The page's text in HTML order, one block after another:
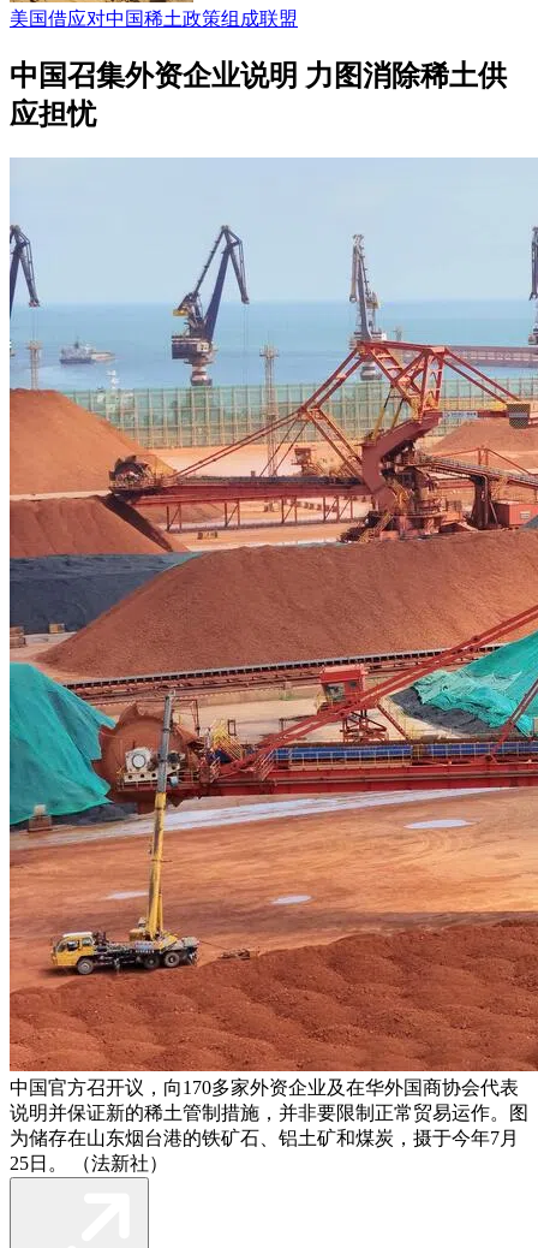
美国借应对中国稀土政策组成联盟
中国召集外资企业说明 力图消除稀土供
应担忧
中国官方召开议，向170多家外资企业及在华外国商协会代表
说明并保证新的稀土管制措施，并非要限制正常贸易运作。图
为储存在山东烟台港的铁矿石、铝土矿和煤炭，摄于今年7月
25日。 （法新社）